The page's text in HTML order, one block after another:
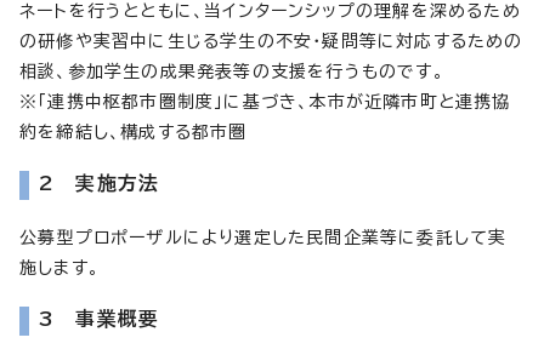
ネートを行うとともに、当インターンシップの理解を深めるため
の研修や実習中に生じる学生の不安・疑問等に対応するための
相談、参加学生の成果発表等の支援を行うものです。
※「連携中枢都市圏制度」に基づき、本市が近隣市町と連携協
約を締結し、構成する都市圏
2 実施方法
公募型プロポーザルにより選定した民間企業等に委託して実
施します。
3 事業概要